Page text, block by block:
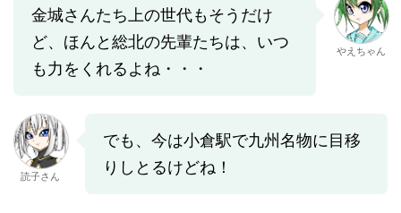
金城さんたち上の世代もそうだけ
ど、ほんと総北の先輩たちは、いつ
も力をくれるよね・・・
やえちゃん
読子さん
でも、今は小倉駅で九州名物に目移
りしとるけどね！